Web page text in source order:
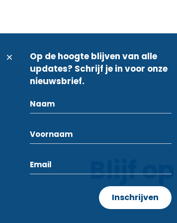
Blijf
Op de hoogte blijven van alle
updates? Schrijf je in voor onze
nieuwsbrief.